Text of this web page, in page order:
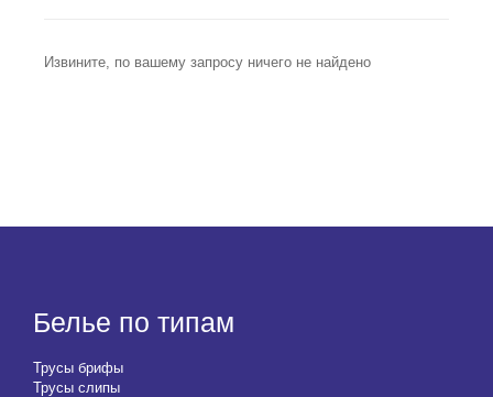
Извините, по вашему запросу ничего не найдено
Белье по типам
Трусы брифы
Трусы слипы